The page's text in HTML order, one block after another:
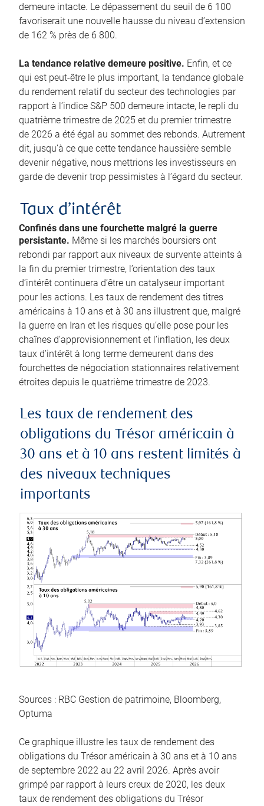
demeure intacte. Le dépassement du seuil de 6 100
favoriserait une nouvelle hausse du niveau d’extension
de 162 % près de 6 800.
La tendance relative demeure positive. Enfin, et ce
qui est peut-être le plus important, la tendance globale
du rendement relatif du secteur des technologies par
rapport à l’indice S&P 500 demeure intacte, le repli du
quatrième trimestre de 2025 et du premier trimestre
de 2026 a été égal au sommet des rebonds. Autrement
dit, jusqu’à ce que cette tendance haussière semble
devenir négative, nous mettrions les investisseurs en
garde de devenir trop pessimistes à l’égard du secteur.
Taux d’intérêt
Confinés dans une fourchette malgré la guerre
persistante. Même si les marchés boursiers ont
rebondi par rapport aux niveaux de survente atteints à
la fin du premier trimestre, l’orientation des taux
d’intérêt continuera d’être un catalyseur important
pour les actions. Les taux de rendement des titres
américains à 10 ans et à 30 ans illustrent que, malgré
la guerre en Iran et les risques qu’elle pose pour les
chaînes d’approvisionnement et l’inflation, les deux
taux d’intérêt à long terme demeurent dans des
fourchettes de négociation stationnaires relativement
étroites depuis le quatrième trimestre de 2023.
Les taux de rendement des
obligations du Trésor américain à
30 ans et à 10 ans restent limités à
des niveaux techniques
importants
Sources : RBC Gestion de patrimoine, Bloomberg,
Optuma
Ce graphique illustre les taux de rendement des
obligations du Trésor américain à 30 ans et à 10 ans
de septembre 2022 au 22 avril 2026. Après avoir
grimpé par rapport à leurs creux de 2020, les deux
taux de rendement des obligations du Trésor